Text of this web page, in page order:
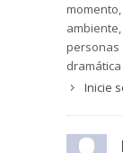
En el
vida de
libertad y
personas
sopesar,
Muy bien
se
Inicie